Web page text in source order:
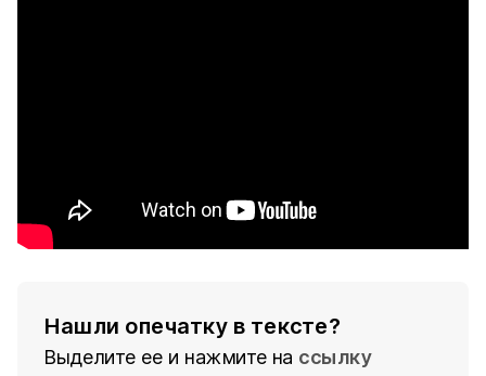
Нашли опечатку в тексте?
Выделите ее и нажмите на ссылку